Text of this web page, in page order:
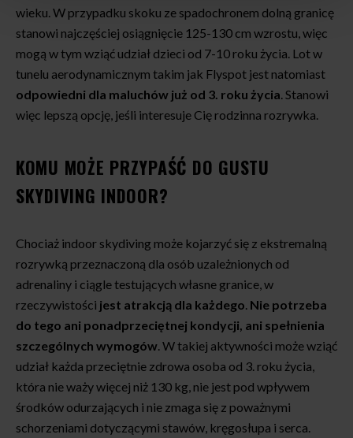
wieku. W przypadku skoku ze spadochronem dolną granicę
stanowi najczęściej osiągnięcie 125-130 cm wzrostu, więc
mogą w tym wziąć udział dzieci od 7-10 roku życia. Lot w
tunelu aerodynamicznym takim jak Flyspot jest natomiast
odpowiedni dla maluchów już od 3. roku życia. Stanowi
więc lepszą opcję, jeśli interesuje Cię rodzinna rozrywka.
KOMU MOŻE PRZYPAŚĆ DO GUSTU
SKYDIVING INDOOR?
Chociaż indoor skydiving może kojarzyć się z ekstremalną
rozrywką przeznaczoną dla osób uzależnionych od
adrenaliny i ciągle testujących własne granice, w
rzeczywistości jest atrakcją dla każdego. Nie potrzeba
do tego ani ponadprzeciętnej kondycji, ani spełnienia
szczególnych wymogów. W takiej aktywności może wziąć
udział każda przeciętnie zdrowa osoba od 3. roku życia,
która nie waży więcej niż 130 kg, nie jest pod wpływem
środków odurzających i nie zmaga się z poważnymi
schorzeniami dotyczącymi stawów, kręgosłupa i serca.